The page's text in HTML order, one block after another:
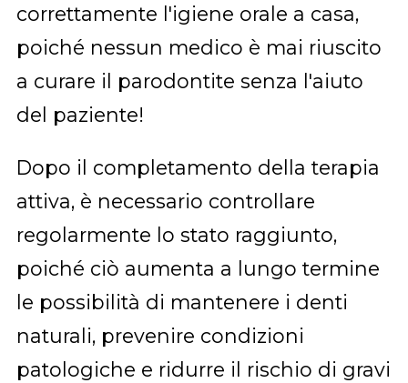
correttamente l'igiene orale a casa,
poiché nessun medico è mai riuscito
a curare il parodontite senza l'aiuto
del paziente!
Dopo il completamento della terapia
attiva, è necessario controllare
regolarmente lo stato raggiunto,
poiché ciò aumenta a lungo termine
le possibilità di mantenere i denti
naturali, prevenire condizioni
patologiche e ridurre il rischio di gravi